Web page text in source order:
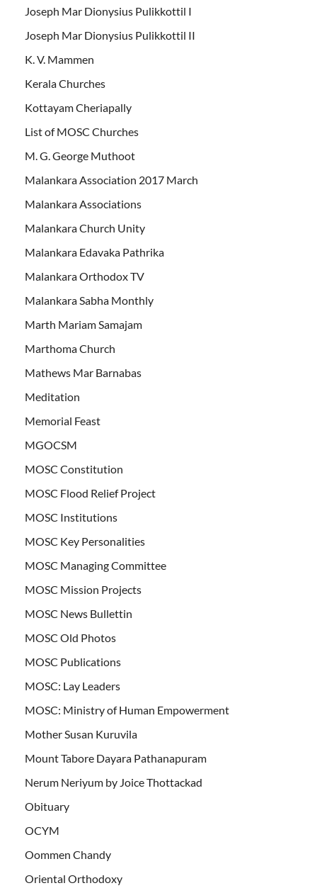
Joseph Mar Dionysius Pulikkottil I
Joseph Mar Dionysius Pulikkottil II
K. V. Mammen
Kerala Churches
Kottayam Cheriapally
List of MOSC Churches
M. G. George Muthoot
Malankara Association 2017 March
Malankara Associations
Malankara Church Unity
Malankara Edavaka Pathrika
Malankara Orthodox TV
Malankara Sabha Monthly
Marth Mariam Samajam
Marthoma Church
Mathews Mar Barnabas
Meditation
Memorial Feast
MGOCSM
MOSC Constitution
MOSC Flood Relief Project
MOSC Institutions
MOSC Key Personalities
MOSC Managing Committee
MOSC Mission Projects
MOSC News Bullettin
MOSC Old Photos
MOSC Publications
MOSC: Lay Leaders
MOSC: Ministry of Human Empowerment
Mother Susan Kuruvila
Mount Tabore Dayara Pathanapuram
Nerum Neriyum by Joice Thottackad
Obituary
OCYM
Oommen Chandy
Oriental Orthodoxy